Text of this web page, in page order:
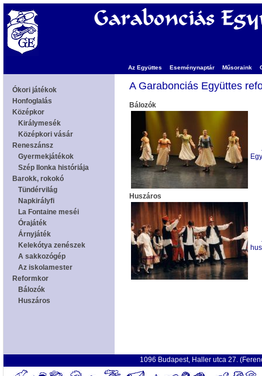
Az Együttes Eseménynaptár Műsoraink
A Garabonciás Együttes
Bálozók
Huszáros
1096 Budapest, Haller utca 27.